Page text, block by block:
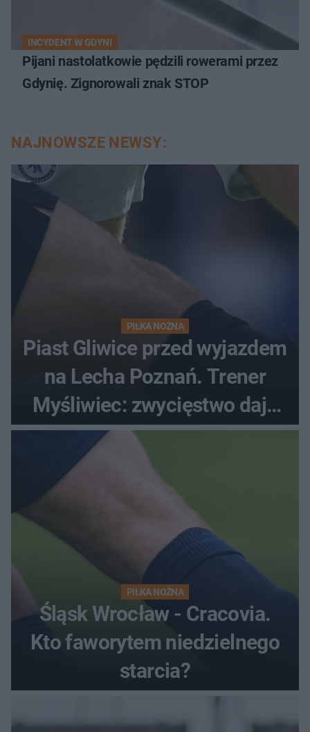
INCYDENT W GDYNI
Pijani nastolatkowie pędzili rowerami przez
Gdynię. Zignorowali znak STOP
NAJNOWSZE NEWSY:
PIŁKA NOŻNA
Piast Gliwice przed wyjazdem
na Lecha Poznań. Trener
Myśliwiec: zwycięstwo daje
satysfakcję
PIŁKA NOŻNA
Śląsk Wrocław - Cracovia.
Kto faworytem niedzielnego
starcia?